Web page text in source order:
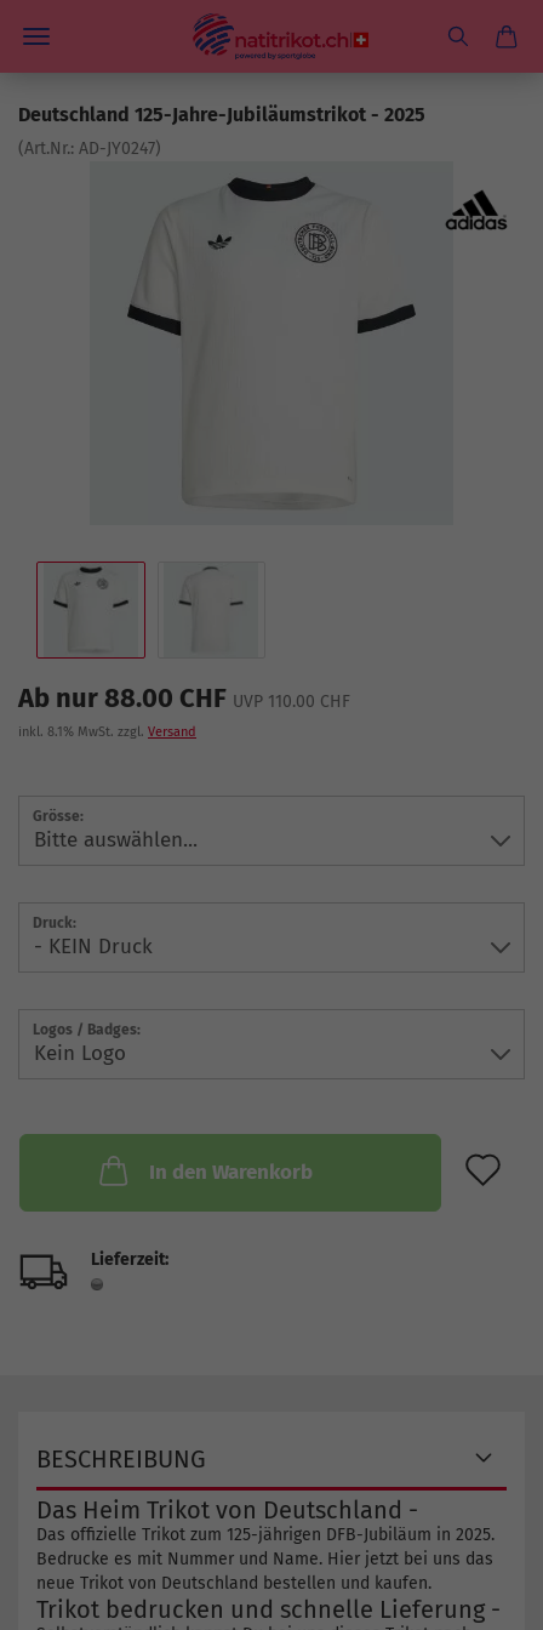
Deutschland 125-Jahre-Jubiläumstrikot - 2025
(Art.Nr.: AD-JY0247)
Ab nur 88.00 CHF UVP 110.00 CHF
inkl. 8.1% MwSt. zzgl. Versand
Grösse:
Druck:
Logos / Badges:
In den Warenkorb
Lieferzeit:
BESCHREIBUNG
Das Heim Trikot von Deutschland -
Das offizielle Trikot zum 125-jährigen DFB-Jubiläum in 2025.
Bedrucke es mit Nummer und Name. Hier jetzt bei uns das
neue Trikot von Deutschland bestellen und kaufen.
Trikot bedrucken und schnelle Lieferung -